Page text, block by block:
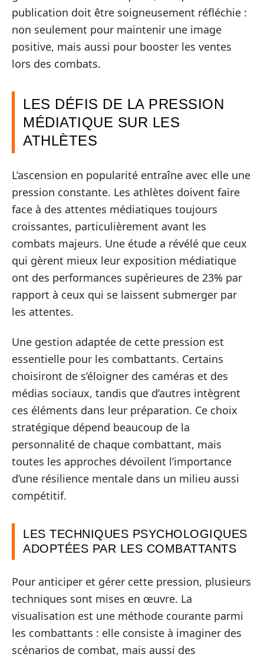
publication doit être soigneusement réfléchie :
non seulement pour maintenir une image
positive, mais aussi pour booster les ventes
lors des combats.
LES DÉFIS DE LA PRESSION
MÉDIATIQUE SUR LES
ATHLÈTES
L’ascension en popularité entraîne avec elle une
pression constante. Les athlètes doivent faire
face à des attentes médiatiques toujours
croissantes, particulièrement avant les
combats majeurs. Une étude a révélé que ceux
qui gèrent mieux leur exposition médiatique
ont des performances supérieures de 23% par
rapport à ceux qui se laissent submerger par
les attentes.
Une gestion adaptée de cette pression est
essentielle pour les combattants. Certains
choisiront de s’éloigner des caméras et des
médias sociaux, tandis que d’autres intègrent
ces éléments dans leur préparation. Ce choix
stratégique dépend beaucoup de la
personnalité de chaque combattant, mais
toutes les approches dévoilent l’importance
d’une résilience mentale dans un milieu aussi
compétitif.
LES TECHNIQUES PSYCHOLOGIQUES
ADOPTÉES PAR LES COMBATTANTS
Pour anticiper et gérer cette pression, plusieurs
techniques sont mises en œuvre. La
visualisation est une méthode courante parmi
les combattants : elle consiste à imaginer des
scénarios de combat, mais aussi des